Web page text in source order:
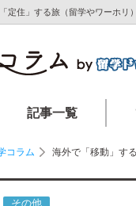
定住」する旅（留学やワーホ
記事一覧
コラム 海外で「移動」す
その他